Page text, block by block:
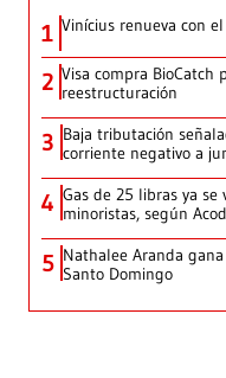
1 Vinícius renueva con
2 Visa compra BioCatch
reestructuración
3 Baja tributación
corriente negativo a
4 Gas de 25 libras ya
minoristas, según
5 Nathalee Aranda
Santo Domingo